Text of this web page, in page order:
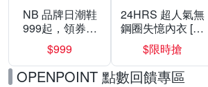
NB 品牌日潮鞋
999起，領券折
上折 最高回饋
40%
$999
24HRS 超人氣無
鋼圈失憶內衣 [熱
銷好評]
$限時搶
OPENPOINT 點數回饋專區